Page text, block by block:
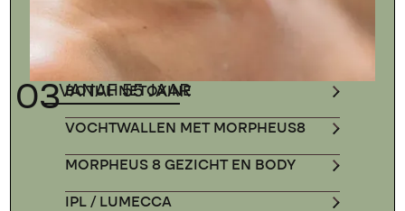
03VANAF 55 JAAR
BOTULINETOXINE
VOCHTWALLEN MET MORPHEUS8
MORPHEUS 8 GEZICHT EN BODY
IPL / LUMECCA